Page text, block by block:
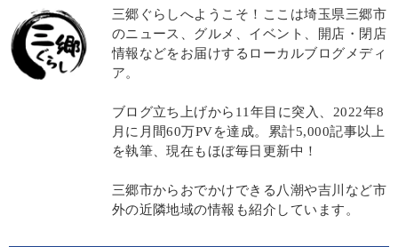
三郷ぐらしへようこそ！ここは埼玉県三郷市
のニュース、グルメ、イベント、開店・閉店
情報などをお届けするローカルブログメディ
ア。
ブログ立ち上げから11年目に突入、2022年8
月に月間60万PVを達成。累計5,000記事以上
を執筆、現在もほぼ毎日更新中！
三郷市からおでかけできる八潮や吉川など市
外の近隣地域の情報も紹介しています。